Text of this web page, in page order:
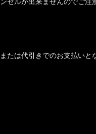
たは代引きでのお支払いと